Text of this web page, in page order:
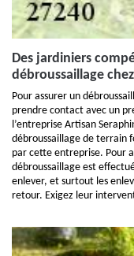
Des jardiniers
débroussaillage
Pour assurer un
prendre contact avec un
l’entreprise Artisan
débroussaillage de terrain
par cette entreprise. Pour
débroussaillage est
enlever, et surtout les
retour. Exigez leur